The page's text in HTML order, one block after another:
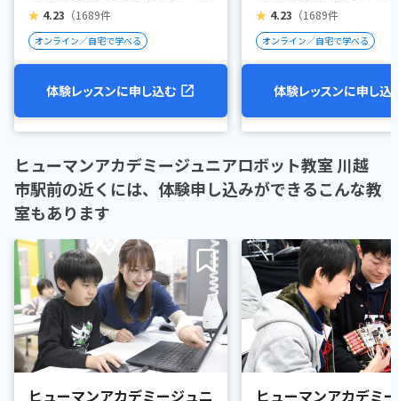
★ 4.23 （1689件
オンライン／自宅で学べる
体験レッスンに申し込む
★ 4.23 （1689件
オンライン／自宅で学べる
体験レッスンに申し込
ヒューマンアカデミージュニアロボット教室 川越
市駅前の近くには、体験申し込みができるこんな教
室もあります
ヒューマンアカデミージュニ ヒューマンアカデミ